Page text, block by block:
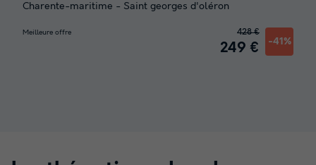
Charente-maritime - Saint georges d'oléron
Meilleure offre
249 € -41%
428 €